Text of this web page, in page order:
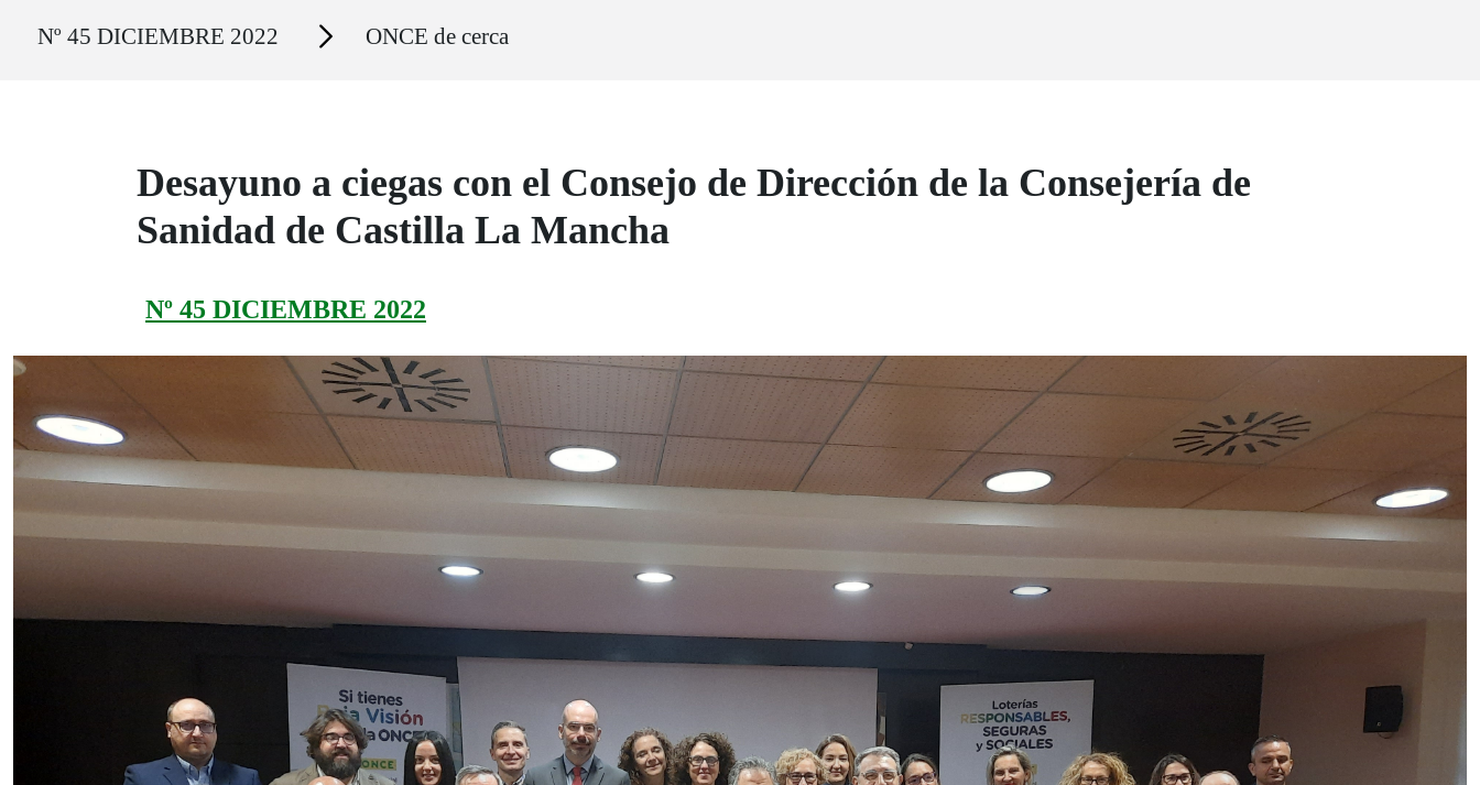
Nº 45 DICIEMBRE 2022 Secciones ONCE de cerca
Desayuno a ciegas con el Consejo de Dirección de la Consejería de
Sanidad de Castilla La Mancha
Nº 45 DICIEMBRE 2022